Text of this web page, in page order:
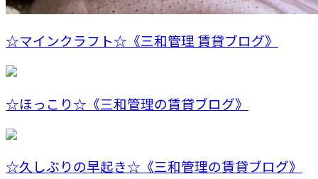
☆マインクラフト☆《三和管理 賃貸ブログ》
☆ほっこり☆《三和管理の賃貸ブログ》
☆久しぶりの早起き☆《三和管理の賃貸ブログ》